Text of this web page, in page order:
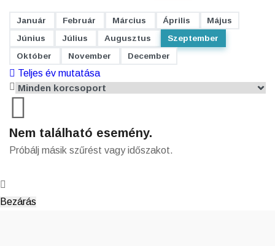
Január Február Március Április
Május
Június
Július Augusztus
Szeptember
Október
November December
Teljes év mutatása
Nem található esemény.
Próbálj másik szűrést vagy időszakot.
Bezárás